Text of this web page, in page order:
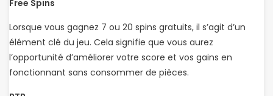
Free Spins
Lorsque vous gagnez 7 ou 20 spins gratuits, il s’agit d’un
élément clé du jeu. Cela signifie que vous aurez
l’opportunité d’améliorer votre score et vos gains en
fonctionnant sans consommer de pièces.